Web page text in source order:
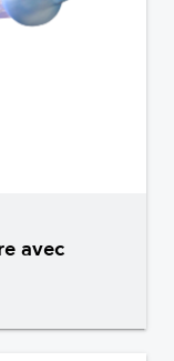
avec